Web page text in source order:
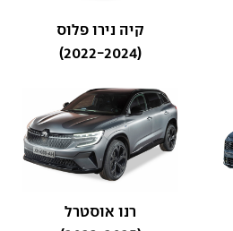
קיה נירו פלוס
(2022-2024)
רנו אוסטרל